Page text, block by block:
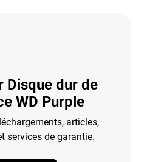
Disque dur de
WD Purple
articles,
services de garantie.